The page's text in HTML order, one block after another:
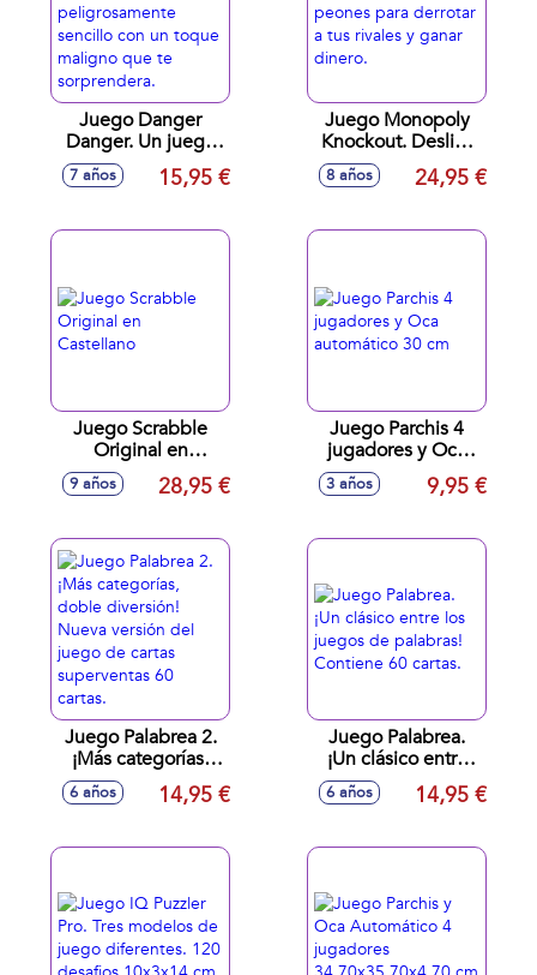
Juego Danger
Danger. Un juego
de cartas
peligrosamente
toque maligno que
7 años 15,95 €
Juego Monopoly
Knockout. Desliza
los peones para
derrotar a tus
dinero.
8 años 24,95 €
Juego Scrabble
Original en
Castellano
9 años 28,95 €
Juego Parchis 4
jugadores y Oca
automático 30 cm
3 años 9,95 €
Juego Palabrea 2.
¡Más categorías,
doble diversión!
Nueva versión del
superventas 60
6 años 14,95 €
Juego Palabrea.
¡Un clásico entre
los juegos de
palabras! Contiene
6 años 14,95 €